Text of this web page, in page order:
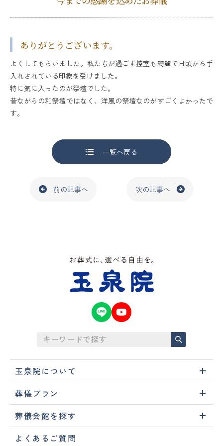
ありがとうございます。
よくしてもらいました。私たちが過ごす控室も綺麗で日頃から手
入れされている印象を受けました。
特に気に入ったのが祭壇でした。
昔ながらの和祭壇ではなく、洋風の祭壇なのがすごくよかったで
す。
一覧へ戻る
前の記事へ 次の記事へ
玉泉院について
葬儀プラン
葬儀会館を探す
よくあるご質問